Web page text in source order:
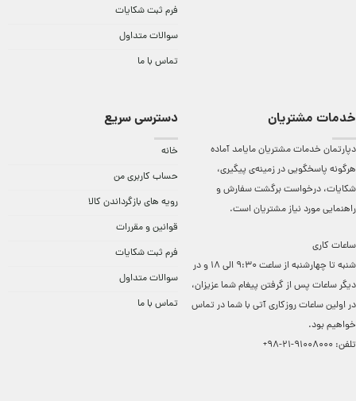
فرم ثبت شکایات
سوالات متداول
تماس با ما
خدمات مشتریان
دپارتمان خدمات مشتریان مایامد آماده
هرگونه پاسخگویی در زمینه‌ی پیگیری،
شکایات، درخواست برگشت سفارش و
راهنمایی مورد نیاز مشتریان است.
ساعات کاری
شنبه تا چهارشنبه از ساعت 9:30 الی 18 و در
دیگر ساعات ‌پس از گرفتن پیغام شما عزیزان،
در اولین ساعات روزکاری آتی با شما در تماس
خواهیم بود.
تلفن: 91008000-21-98+
دسترسی سریع
خانه
حساب کاربری من
رویه های بازگرداندن کالا
قوانین و مقررات
فرم ثبت شکایات
سوالات متداول
تماس با ما